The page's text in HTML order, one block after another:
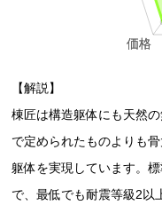
【解説】
棟匠は構造躯体にも天然
で定められたものよりも
躯体を実現しています。
で、最低でも耐震等級2以